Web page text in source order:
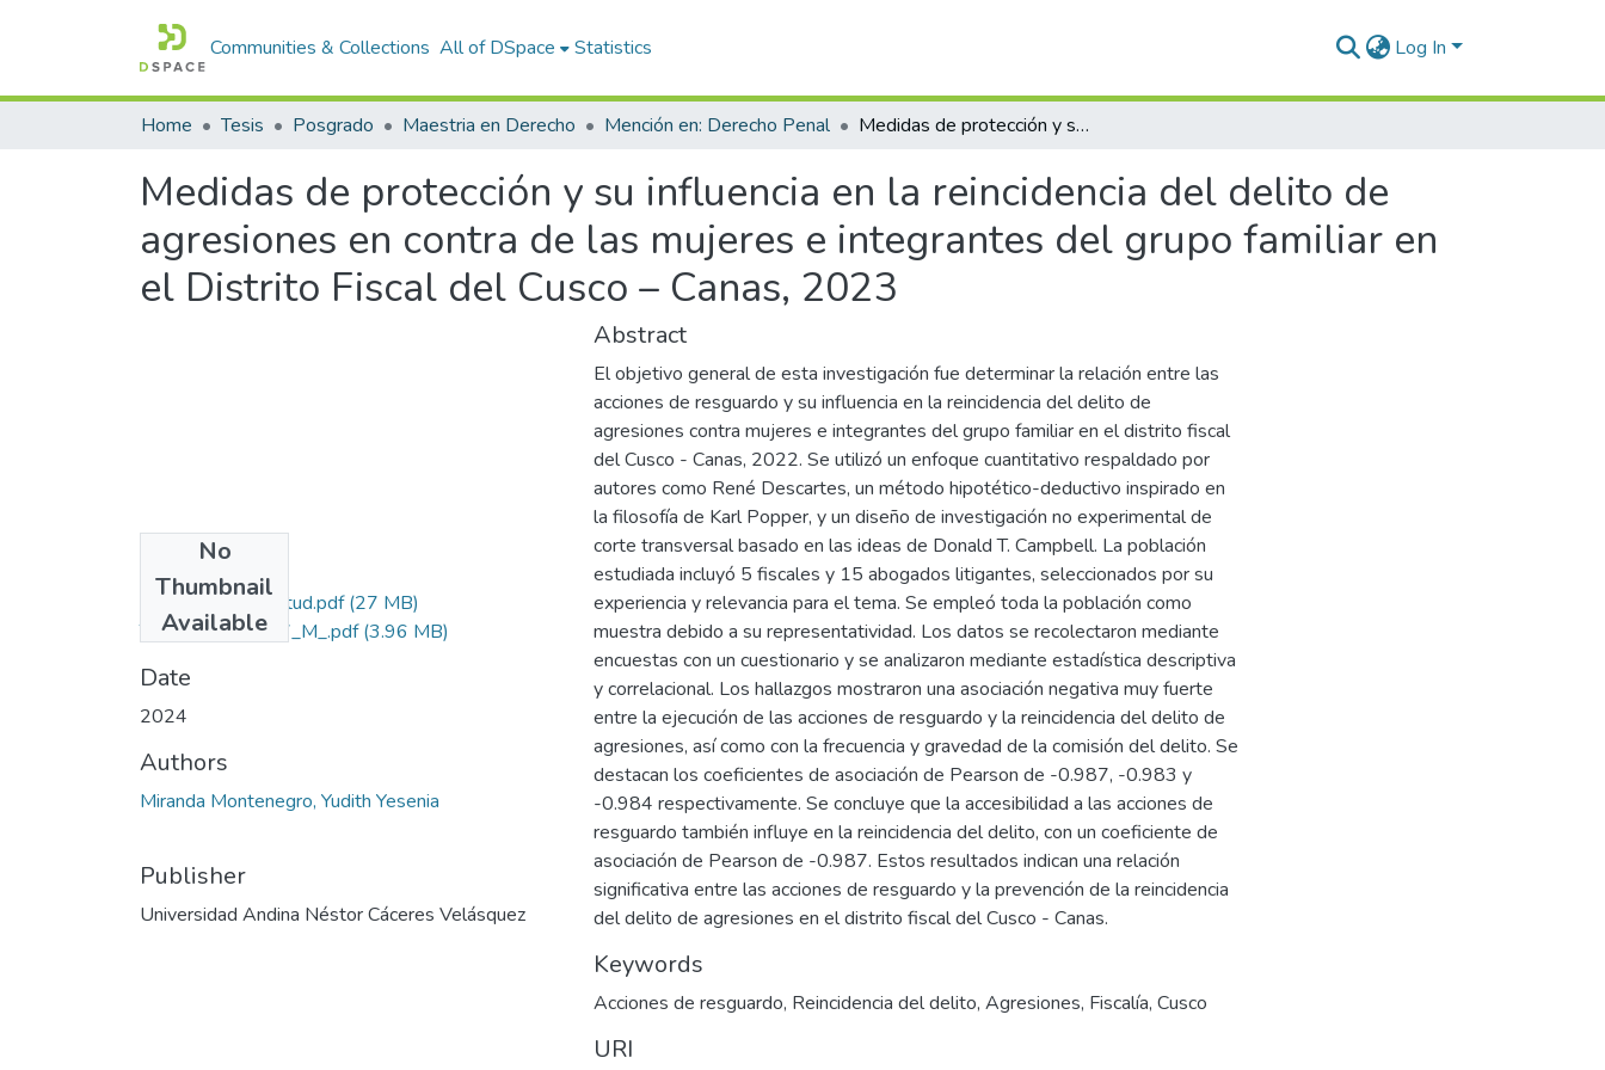
Communities & Collections All of DSpace Statistics Log In
Home Tesis Posgrado Maestria en Derecho Mención en: Derecho Penal Medidas de protección y su influencia en la reincidencia del delito de agresiones en contra de las mujeres e integrantes del grupo familiar en el Distrito Fiscal del Cusco – Canas, 2023
Medidas de protección y su influencia en la reincidencia del delito de
agresiones en contra de las mujeres e integrantes del grupo familiar en
el Distrito Fiscal del Cusco – Canas, 2023
No
Thumbnail
Available
Grado de Similitud.pdf(27 MB)
T036_45533507_M_.pdf(3.96 MB)
Date
2024
Authors
Miranda Montenegro, Yudith Yesenia
Publisher
Universidad Andina Néstor Cáceres Velásquez
Abstract
El objetivo general de esta investigación fue determinar la relación entre las
acciones de resguardo y su influencia en la reincidencia del delito de
agresiones contra mujeres e integrantes del grupo familiar en el distrito fiscal
del Cusco - Canas, 2022. Se utilizó un enfoque cuantitativo respaldado por
autores como René Descartes, un método hipotético-deductivo inspirado en
la filosofía de Karl Popper, y un diseño de investigación no experimental de
corte transversal basado en las ideas de Donald T. Campbell. La población
estudiada incluyó 5 fiscales y 15 abogados litigantes, seleccionados por su
experiencia y relevancia para el tema. Se empleó toda la población como
muestra debido a su representatividad. Los datos se recolectaron mediante
encuestas con un cuestionario y se analizaron mediante estadística descriptiva
y correlacional. Los hallazgos mostraron una asociación negativa muy fuerte
entre la ejecución de las acciones de resguardo y la reincidencia del delito de
agresiones, así como con la frecuencia y gravedad de la comisión del delito. Se
destacan los coeficientes de asociación de Pearson de -0.987, -0.983 y
-0.984 respectivamente. Se concluye que la accesibilidad a las acciones de
resguardo también influye en la reincidencia del delito, con un coeficiente de
asociación de Pearson de -0.987. Estos resultados indican una relación
significativa entre las acciones de resguardo y la prevención de la reincidencia
del delito de agresiones en el distrito fiscal del Cusco - Canas.
Keywords
Acciones de resguardo, Reincidencia del delito, Agresiones, Fiscalía, Cusco
URI